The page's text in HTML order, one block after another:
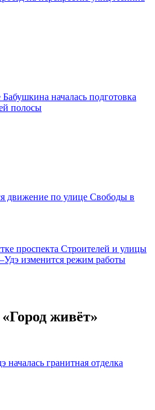
началась подготовка
полосы
движение по улице Свободы в
проспекта Строителей и улицы
изменится режим работы
живёт»
началась гранитная отделка